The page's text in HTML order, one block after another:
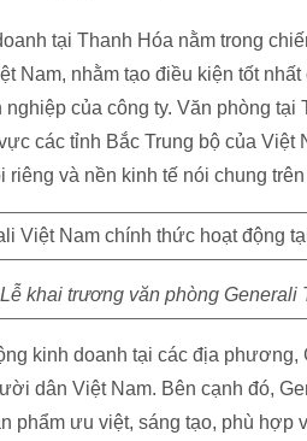
tại Thanh Hóa nằm trong
Nam, nhằm tạo điều kiện tốt
của công ty. Văn phòng
các tỉnh Bắc Trung bộ của Việt
và nền kinh tế nói chung
Lễ khai trương văn phòng Generali
kinh doanh tại các địa
dân Việt Nam. Bên cạnh đó,
phẩm ưu việt, sáng tạo, phù hợp